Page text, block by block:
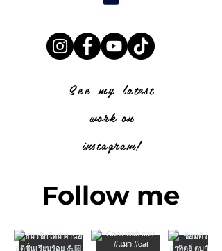
See my latest
work on
instagram!
Follow me